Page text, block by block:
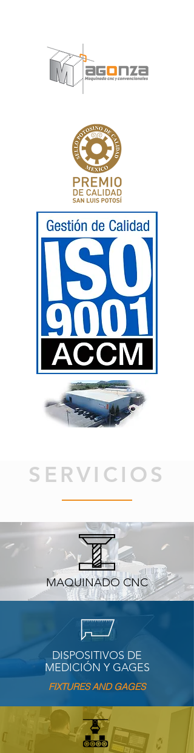
SERVICIOS
MAQUINADO CNC
DISPOSITIVOS DE
MEDICIÓN Y GAGES
FIXTURES AND GAGES